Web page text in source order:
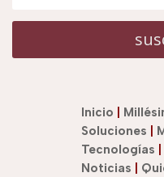
Inicio
Soluciones
Tecnologías
Noticias